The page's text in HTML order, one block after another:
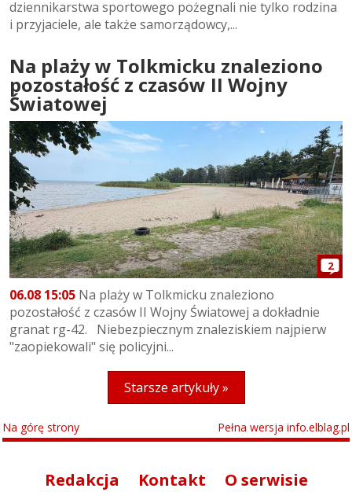
dziennikarstwa sportowego pożegnali nie tylko rodzina
i przyjaciele, ale także samorządowcy,...
Na plaży w Tolkmicku znaleziono
pozostałość z czasów II Wojny
Światowej
2
06.08 15:05 Na plaży w Tolkmicku znaleziono
pozostałość z czasów II Wojny Światowej a dokładnie
granat rg-42. Niebezpiecznym znaleziskiem najpierw
"zaopiekowali" się policyjni...
Starsze artykuły »
Na górę strony Pełna wersja info.elblag.pl
Redakcja Kontakt O serwisie